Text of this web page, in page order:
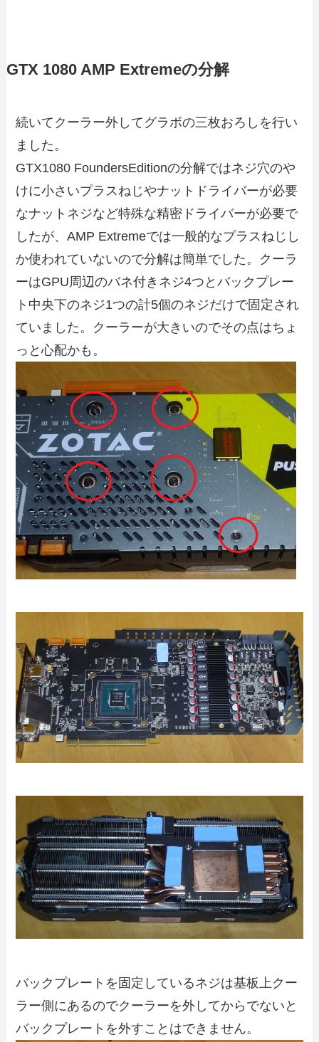
GTX 1080 AMP Extremeの分解
続いてクーラー外してグラボの三枚おろしを行い
ました。
GTX1080 FoundersEditionの分解ではネジ穴のや
けに小さいプラスねじやナットドライバーが必要
なナットネジなど特殊な精密ドライバーが必要で
したが、AMP Extremeでは一般的なプラスねじし
か使われていないので分解は簡単でした。クーラ
ーはGPU周辺のバネ付きネジ4つとバックプレー
ト中央下のネジ1つの計5個のネジだけで固定され
ていました。クーラーが大きいのでその点はちょ
っと心配かも。
バックプレートを固定しているネジは基板上クー
ラー側にあるのでクーラーを外してからでないと
バックプレートを外すことはできません。